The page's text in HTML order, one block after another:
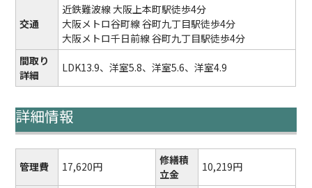
交通
近鉄難波線 大阪上本町駅徒歩4分
大阪メトロ谷町線 谷町九丁目駅徒歩4分
大阪メトロ千日前線 谷町九丁目駅徒歩4分
間取り
詳細
LDK13.9、洋室5.8、洋室5.6、洋室4.9
詳細情報
管理費 17,620円
修繕積
立金
10,219円